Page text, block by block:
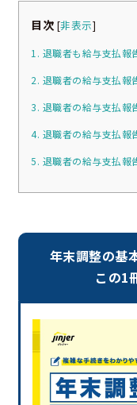
目次 [非表示]
1. 退職者も給与支払報
2. 退職者の給与支払報
3. 退職者の給与支払報
4. 退職者の給与支払報
5. 退職者の給与支払報
年末調整の基
この1